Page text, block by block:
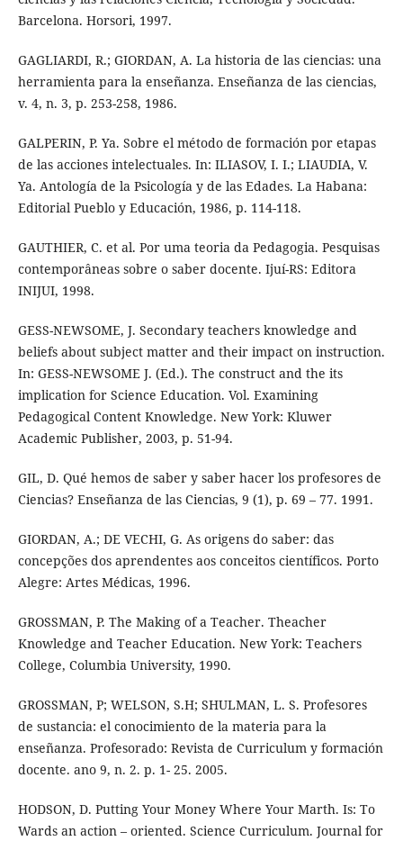
Barcelona. Horsori, 1997.
GAGLIARDI, R.; GIORDAN, A. La historia de las ciencias: una
herramienta para la enseñanza. Enseñanza de las ciencias,
v. 4, n. 3, p. 253-258, 1986.
GALPERIN, P. Ya. Sobre el método de formación por etapas
de las acciones intelectuales. In: ILIASOV, I. I.; LIAUDIA, V.
Ya. Antología de la Psicología y de las Edades. La Habana:
Editorial Pueblo y Educación, 1986, p. 114-118.
GAUTHIER, C. et al. Por uma teoria da Pedagogia. Pesquisas
contemporâneas sobre o saber docente. Ijuí-RS: Editora
INIJUI, 1998.
GESS-NEWSOME, J. Secondary teachers knowledge and
beliefs about subject matter and their impact on instruction.
In: GESS-NEWSOME J. (Ed.). The construct and the its
implication for Science Education. Vol. Examining
Pedagogical Content Knowledge. New York: Kluwer
Academic Publisher, 2003, p. 51-94.
GIL, D. Qué hemos de saber y saber hacer los profesores de
Ciencias? Enseñanza de las Ciencias, 9 (1), p. 69 – 77. 1991.
GIORDAN, A.; DE VECHI, G. As origens do saber: das
concepções dos aprendentes aos conceitos científicos. Porto
Alegre: Artes Médicas, 1996.
GROSSMAN, P. The Making of a Teacher. Theacher
Knowledge and Teacher Education. New York: Teachers
College, Columbia University, 1990.
GROSSMAN, P; WELSON, S.H; SHULMAN, L. S. Profesores
de sustancia: el conocimiento de la materia para la
enseñanza. Profesorado: Revista de Curriculum y formación
docente. ano 9, n. 2. p. 1- 25. 2005.
HODSON, D. Putting Your Money Where Your Marth. Is: To
Wards an action – oriented. Science Curriculum. Journal for